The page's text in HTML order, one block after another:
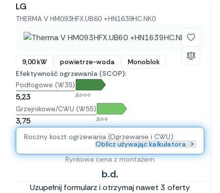
LG
THERMA V HM093HFX.UB60 +HN1639HC.NK0
9,00 kW powietrze-woda
Monoblok
Efektywność ogrzewania (SCOP):
Podłogowe (W35)
5,23 A+++
Grzejnikowe/CWU (W55)
3,75 A++
Roczny koszt ogrzewania (Ogrzewanie i CWU):
Oblicz używając kalkulatora
Rynkowa cena z montażem
b.d.
Uzupełnij formularz i otrzymaj nawet 3 oferty